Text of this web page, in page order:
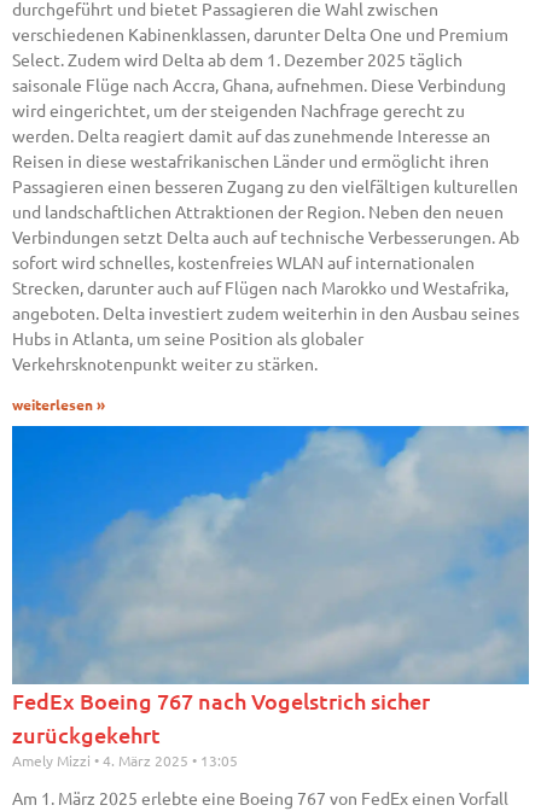
durchgeführt und bietet Passagieren die Wahl zwischen
verschiedenen Kabinenklassen, darunter Delta One und Premium
Select. Zudem wird Delta ab dem 1. Dezember 2025 täglich
saisonale Flüge nach Accra, Ghana, aufnehmen. Diese Verbindung
wird eingerichtet, um der steigenden Nachfrage gerecht zu
werden. Delta reagiert damit auf das zunehmende Interesse an
Reisen in diese westafrikanischen Länder und ermöglicht ihren
Passagieren einen besseren Zugang zu den vielfältigen kulturellen
und landschaftlichen Attraktionen der Region. Neben den neuen
Verbindungen setzt Delta auch auf technische Verbesserungen. Ab
sofort wird schnelles, kostenfreies WLAN auf internationalen
Strecken, darunter auch auf Flügen nach Marokko und Westafrika,
angeboten. Delta investiert zudem weiterhin in den Ausbau seines
Hubs in Atlanta, um seine Position als globaler
Verkehrsknotenpunkt weiter zu stärken.
weiterlesen »
FedEx Boeing 767 nach Vogelstrich sicher
zurückgekehrt
Amely Mizzi 4. März 2025 13:05
Am 1. März 2025 erlebte eine Boeing 767 von FedEx einen Vorfall